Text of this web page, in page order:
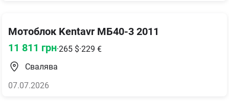
Мотоблок Kentavr МБ40-3 2011
11 811 грн·265 $·229 €
Свалява
07.07.2026